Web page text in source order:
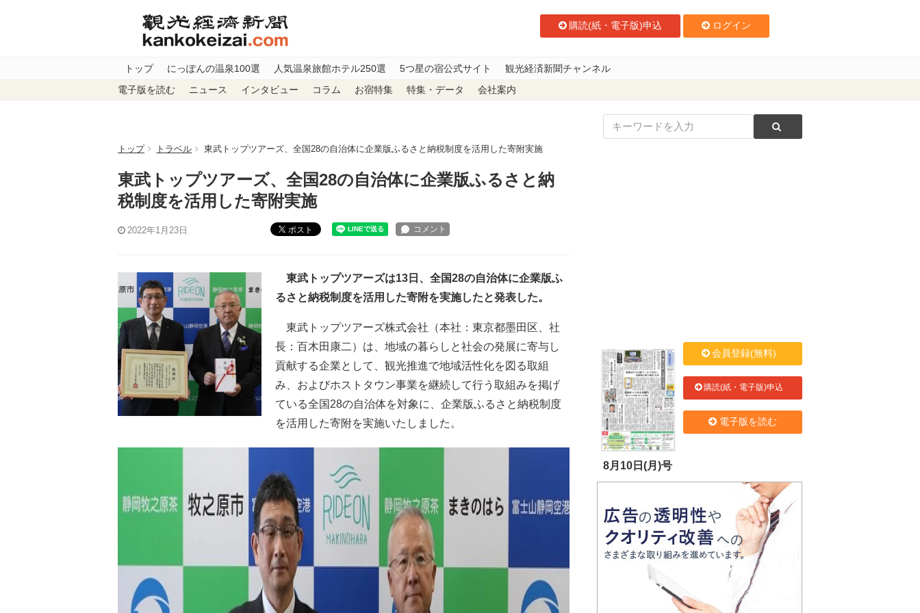
購読(紙・電子版)申込 ログイン
トップ にっぽんの温泉100選 人気温泉旅館ホテル250選 5つ星の宿公式サイト 観光経済新聞チャンネル
電子版を読む ニュース インタビュー コラム お宿特集 特集・データ 会社案内
トップ トラベル 東武トップツアーズ、全国28の自治体に企業版ふるさと納税制度を活用した寄附実施
東武トップツアーズ、全国28の自治体に企業版ふるさと納
税制度を活用した寄附実施
2022年1月23日 ポスト
東武トップツアーズは13日、全国28の自治体に企業版ふ
るさと納税制度を活用した寄附を実施したと発表した。
東武トップツアーズ株式会社（本社：東京都墨田区、社
長：百木田康二）は、地域の暮らしと社会の発展に寄与し
貢献する企業として、観光推進で地域活性化を図る取組
み、およびホストタウン事業を継続して行う取組みを掲げ
ている全国28の自治体を対象に、企業版ふるさと納税制度
を活用した寄附を実施いたしました。
8月10日(月)号
会員登録(無料)
購読(紙・電子版)申込
電子版を読む